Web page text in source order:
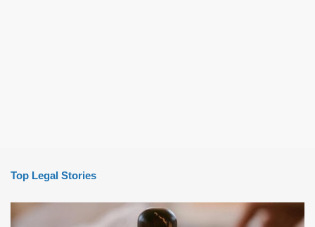
Top Legal Stories